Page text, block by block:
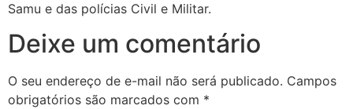
Samu e das polícias Civil e Militar.
Deixe um comentário
O seu endereço de e-mail não será publicado. Campos
obrigatórios são marcados com *